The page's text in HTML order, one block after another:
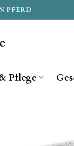
PFERD
Pflege